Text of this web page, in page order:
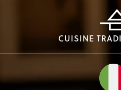
CUISINE